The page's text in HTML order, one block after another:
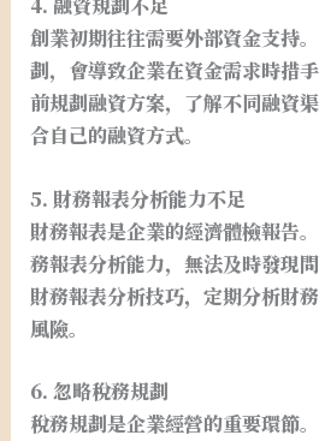
創業初期往往需要外部資金支持
劃，會導致企業在資金需求時措
前規劃融資方案，了解不同融資
合自己的融資方式。
5. 財務報表分析能力不足
財務報表是企業的經濟體檢報告
務報表分析能力，無法及時發現
財務報表分析技巧，定期分析財
風險。
6. 忽略稅務規劃
稅務規劃是企業經營的重要環節